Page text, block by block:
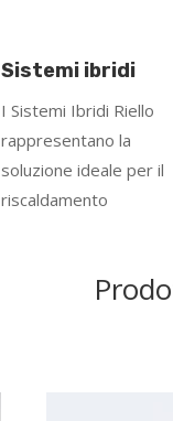
Sistemi ibridi
I Sistemi Ibridi Riello
rappresentano la
soluzione ideale per il
riscaldamento